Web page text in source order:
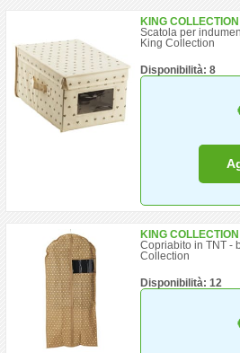
KING
Scatola per
King Collection
Disponibilità: 8
KING
Copriabito in TNT -
Collection
Disponibilità: 12